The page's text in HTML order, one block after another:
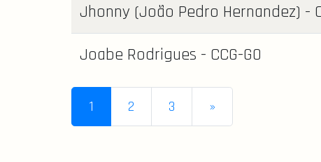
Jhonny (João Pedro Hernandez) -
Joabe Rodrigues - CCG-GO
1 2 3 »